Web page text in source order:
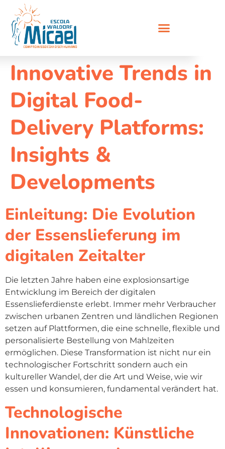
Innovative Trends in
Digital Food-
Delivery Platforms:
Insights &
Developments
Einleitung: Die Evolution
der Essenslieferung im
digitalen Zeitalter
Die letzten Jahre haben eine explosionsartige
Entwicklung im Bereich der digitalen
Essenslieferdienste erlebt. Immer mehr Verbraucher
zwischen urbanen Zentren und ländlichen Regionen
setzen auf Plattformen, die eine schnelle, flexible und
personalisierte Bestellung von Mahlzeiten
ermöglichen. Diese Transformation ist nicht nur ein
technologischer Fortschritt sondern auch ein
kultureller Wandel, der die Art und Weise, wie wir
essen und konsumieren, fundamental verändert hat.
Technologische
Innovationen: Künstliche